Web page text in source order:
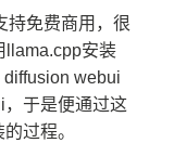
客
持免费商用，很
llama.cpp安装
webui
，于是便通过这
过程。